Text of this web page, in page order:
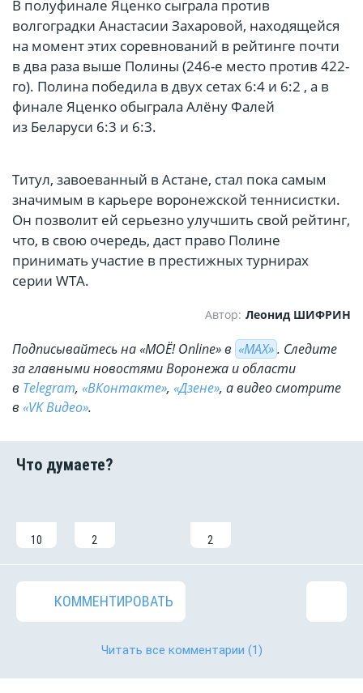
В полуфинале Яценко сыграла против
волгоградки Анастасии Захаровой, находящейся
на момент этих соревнований в рейтинге почти
в два раза выше Полины (246-е место против 422-
го). Полина победила в двух сетах 6:4 и 6:2 , а в
финале Яценко обыграла Алёну Фалей
из Беларуси 6:3 и 6:3.
Титул, завоеванный в Астане, стал пока самым
значимым в карьере воронежской теннисистки.
Он позволит ей серьезно улучшить свой рейтинг,
что, в свою очередь, даст право Полине
принимать участие в престижных турнирах
серии WTA.
Автор: Леонид ШИФРИН
Подписывайтесь на «МОЁ! Online» в «МАХ». Cледите
за главными новостями Воронежа и области
в Telegram, «ВКонтакте», «Дзене», а видео смотрите
в «VK Видео».
10 2 2
КОММЕНТИРОВАТЬ
Читать все комментарии (1)